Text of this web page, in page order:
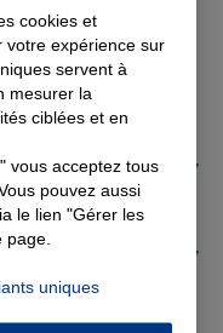
pour le
vous
Allianz sont
les
cookies et
votre expérience sur
servent à
mesurer la
ciblées et en
vous acceptez tous
pouvez aussi
le lien "Gérer les
uniques